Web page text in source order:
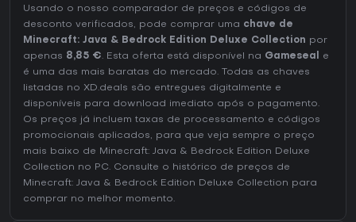
como as interações aprimoradas com bebês de mobs na
atualização Tiny Takeover, mostram o suporte contínuo que
mantém a experiência atualizada para quem retorna ao
Usando o nosso comparador de preços e códigos de
desconto verificados, pode comprar uma chave de
Minecraft: Java & Bedrock Edition Deluxe Collection por
apenas 8,85 €. Esta oferta está disponível na Gameseal
e
é uma das mais baratas do mercado. Todas as chaves
listadas no XD.deals são entregues digitalmente e
disponíveis para download imediato após o pagamento.
Os preços já incluem taxas de processamento e códigos
promocionais aplicados, para que veja sempre o preço
mais baixo de Minecraft: Java & Bedrock Edition Deluxe
Collection no PC. Consulte o histórico de preços de
Minecraft: Java & Bedrock Edition Deluxe Collection para
comprar no melhor momento.